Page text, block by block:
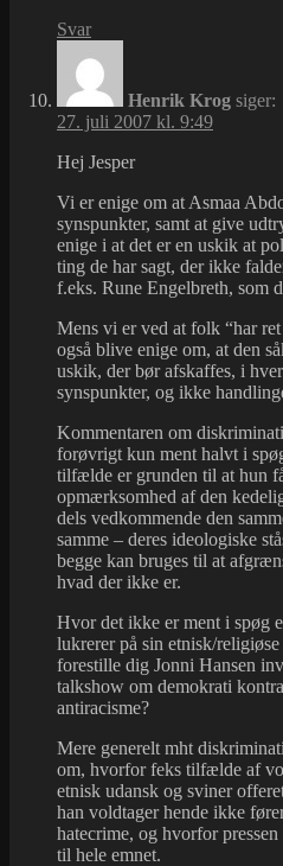
Svar
Henrik Krog siger:
27. juli 2007 kl. 9:49
Hej Jesper
Vi er enige om at Asmaa
synspunkter, samt at give
enige i at det er en uskik at
ting de har sagt, der ikke
f.eks. Rune Engelbreth, som
Mens vi er ved at folk “har
også blive enige om, at den
uskik, der bør afskaffes, i
synspunkter, og ikke
Kommentaren om
forøvrigt kun ment halvt i
tilfælde er grunden til at hun
opmærksomhed af den
dels vedkommende den
samme – deres ideologiske
begge kan bruges til at
hvad der ikke er.
Hvor det ikke er ment i spøg
lukrerer på sin etnisk/
forestille dig Jonni Hansen
talkshow om demokrati
antiracisme?
Mere generelt mht
om, hvorfor feks tilfælde af
etnisk udansk og sviner
han voldtager hende ikke
hatecrime, og hvorfor
til hele emnet.